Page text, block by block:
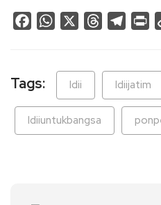
FacebookWhatsApp Threads
Tags: ldii ldiijatim
ldiiuntukbangsa